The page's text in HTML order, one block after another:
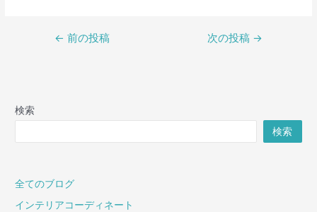
← 前の投稿 次の投稿 →
検索
検索
全てのブログ
インテリアコーディネート